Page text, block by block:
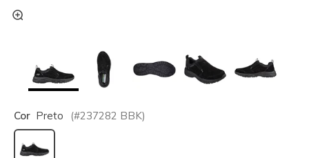
Cor Preto (#237282 BBK)